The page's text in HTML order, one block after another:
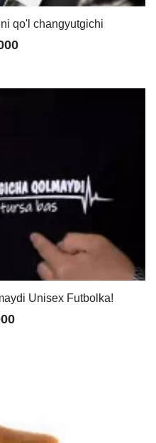
qo'l changyutgichi
Unisex Futbolka!